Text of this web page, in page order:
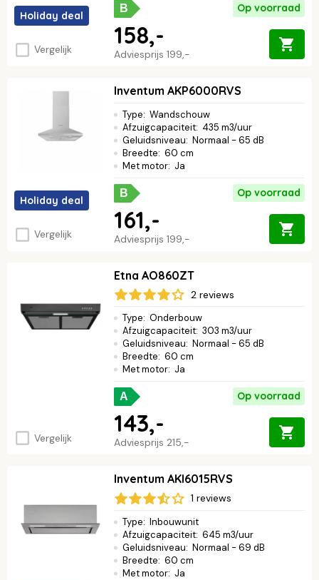
Holiday deal
Vergelijk
B Op voorraad
Adviesprijs 199,-
158,-
Holiday deal
Vergelijk
Inventum AKP6000RVS
Type: Wandschouw
Afzuigcapaciteit: 435 m3/uur
Geluidsniveau: Normaal - 65 dB
Breedte: 60 cm
Met motor: Ja
B Op voorraad
Adviesprijs 199,-
161,-
Vergelijk
Etna AO860ZT
2 reviews
Type: Onderbouw
Afzuigcapaciteit: 303 m3/uur
Geluidsniveau: Normaal - 65 dB
Breedte: 60 cm
Met motor: Ja
A Op voorraad
Adviesprijs 215,-
143,-
Inventum AKI6015RVS
1 reviews
Type: Inbouwunit
Afzuigcapaciteit: 645 m3/uur
Geluidsniveau: Normaal - 69 dB
Breedte: 60 cm
Met motor: Ja